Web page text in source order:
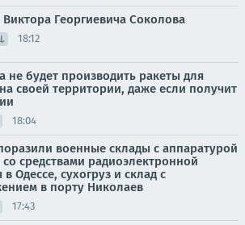
Георгиевича Соколова
18:12
не будет производить ракеты для
своей территории, даже если получит
18:04
военные склады с аппаратурой
со средствами радиоэлектронной
Одессе, сухогруз и склад с
в порту Николаев
17:43